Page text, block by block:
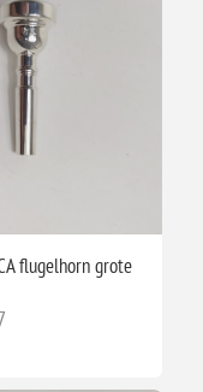
flugelhorn grote